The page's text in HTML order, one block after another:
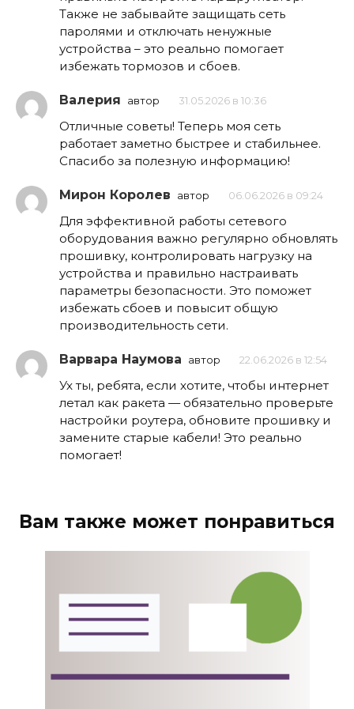
Также не забывайте защищать сеть
паролями и отключать ненужные
устройства – это реально помогает
избежать тормозов и сбоев.
Валерия автор 31.05.2026 в 10:36
Отличные советы! Теперь моя сеть
работает заметно быстрее и стабильнее.
Спасибо за полезную информацию!
Мирон Королев автор 06.06.2026 в 09:24
Для эффективной работы сетевого
оборудования важно регулярно обновлять
прошивку, контролировать нагрузку на
устройства и правильно настраивать
параметры безопасности. Это поможет
избежать сбоев и повысит общую
производительность сети.
Варвара Наумова автор 22.06.2026 в 12:54
Ух ты, ребята, если хотите, чтобы интернет
летал как ракета — обязательно проверьте
настройки роутера, обновите прошивку и
замените старые кабели! Это реально
помогает!
Вам также может понравиться